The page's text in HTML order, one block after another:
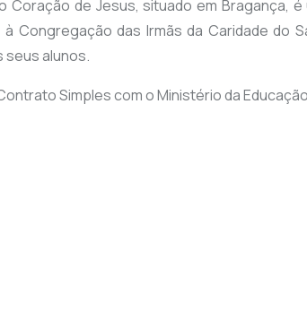
Coração de Jesus, situado em Bragança,
Congregação das Irmãs da Caridade do
seus alunos.
Simples com o Ministério da